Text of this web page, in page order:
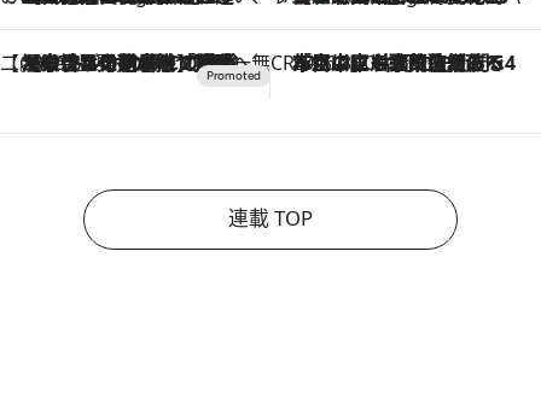
【CREA×星野リゾート】唯一無二。癒しと発見が待つ場所へ
2026.8.7
【トンボの足水浴】ヒノキの香りに包まれて涼感マックス！約13℃の湧水かけ流しを避暑地「星野温泉 トンボの湯」で体験 CREA'S CHOICE
2026.8.7
「立川にも歌舞伎があるんだよ」 片岡仁左衛門・市川中車ら豪華座組みで4年目の立川立飛歌舞伎へ
連載 TOP